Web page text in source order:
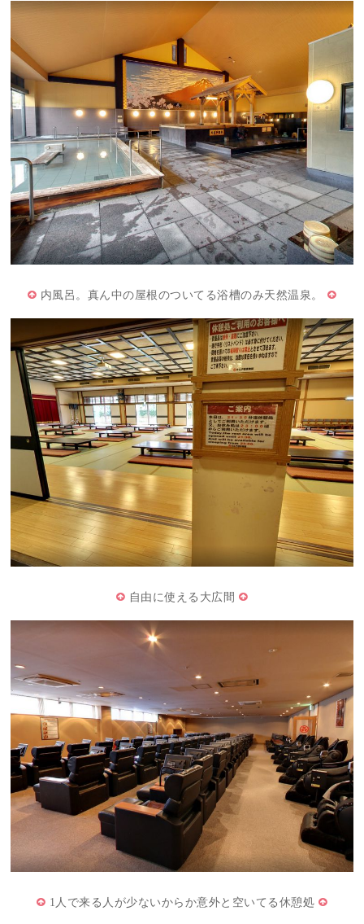
内風呂。真ん中の屋根のついてる浴槽のみ天然温泉。
自由に使える大広間
1人で来る人が少ないからか意外と空いてる休憩処